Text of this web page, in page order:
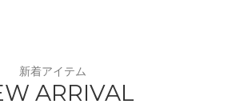
新着アイテム
ARRIVAL